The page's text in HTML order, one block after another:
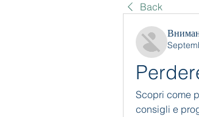
Back
Scopri come
consigli e